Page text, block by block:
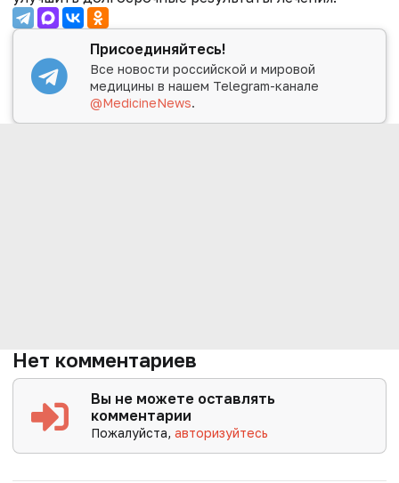
Присоединяйтесь!
Все новости российской и мировой
медицины в нашем Telegram-канале
@MedicineNews.
Нет комментариев
Вы не можете оставлять
комментарии
Пожалуйста,авторизуйтесь